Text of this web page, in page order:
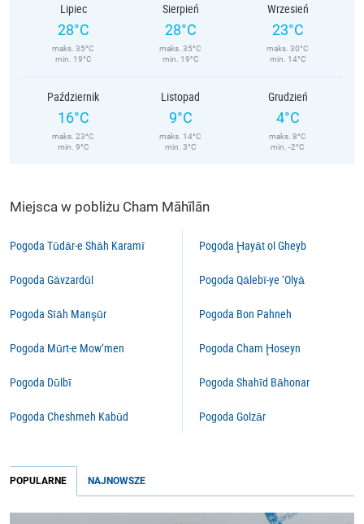
Lipiec
28°C
maks. 35°C
min. 19°C
Sierpień
28°C
maks. 35°C
min. 19°C
Wrzesień
23°C
maks. 30°C
min. 14°C
Październik
16°C
maks. 23°C
min. 9°C
Listopad
9°C
maks. 14°C
min. 3°C
Grudzień
4°C
maks. 8°C
min. -2°C
Miejsca w pobliżu Cham Māhīlān
Pogoda Tūdār-e Shāh Karamī
Pogoda Gāvzardūl
Pogoda Sīāh Manşūr
Pogoda Mūrt-e Mow’men
Pogoda Dūlbī
Pogoda Cheshmeh Kabūd
Pogoda Ḩayāt ol Gheyb
Pogoda Qālebī-ye ‘Olyā
Pogoda Bon Pahneh
Pogoda Cham Ḩoseyn
Pogoda Shahīd Bāhonar
Pogoda Golzār
POPULARNE NAJNOWSZE